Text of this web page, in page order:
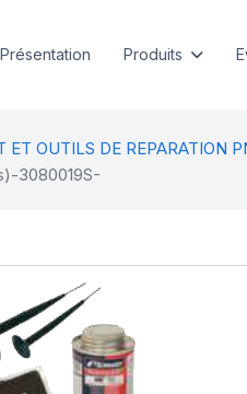
Présentation Produits
ET OUTILS DE REPARATION
3080019S-